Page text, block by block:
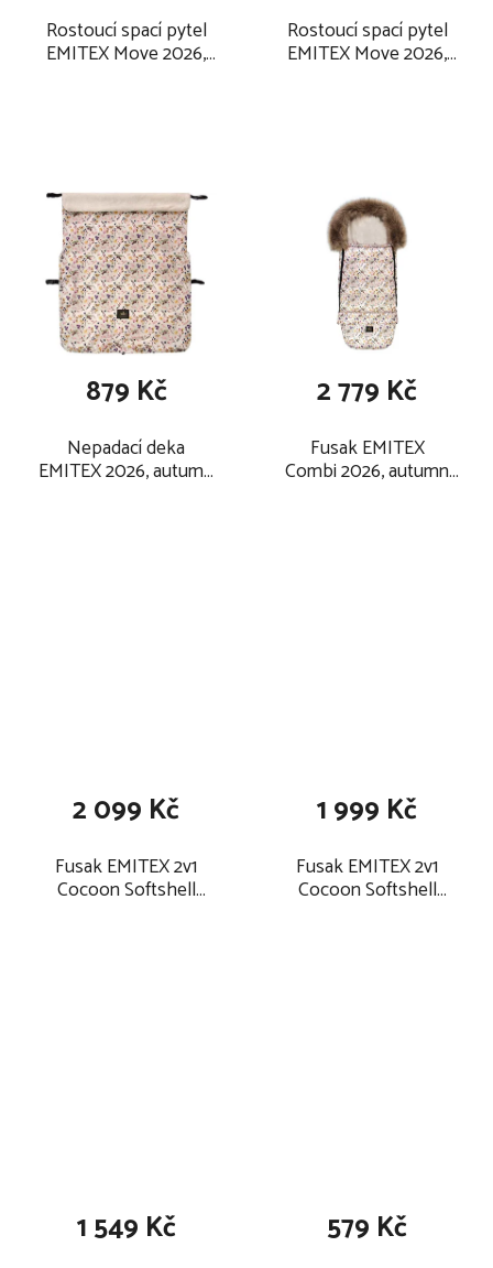
Rostoucí spací pytel
EMITEX Move 2026,
Rostoucí spací pytel
EMITEX Move 2026,
Nepadací deka
EMITEX 2026, autumn
879 Kč
Fusak EMITEX
Combi 2026, autumn
2 779 Kč
Fusak EMITEX 2v1
Cocoon Softshell
2 099 Kč
Fusak EMITEX 2v1
Cocoon Softshell
1 999 Kč
1 549 Kč 579 Kč